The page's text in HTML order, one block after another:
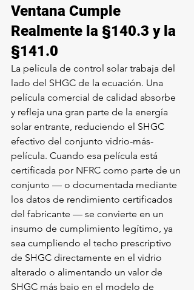
Ventana Cumple
Realmente la §140.3 y la
§141.0
La película de control solar trabaja del
lado del SHGC de la ecuación. Una
película comercial de calidad absorbe
y refleja una gran parte de la energía
solar entrante, reduciendo el SHGC
efectivo del conjunto vidrio-más-
película. Cuando esa película está
certificada por NFRC como parte de un
conjunto — o documentada mediante
los datos de rendimiento certificados
del fabricante — se convierte en un
insumo de cumplimiento legítimo, ya
sea cumpliendo el techo prescriptivo
de SHGC directamente en el vidrio
alterado o alimentando un valor de
SHGC más bajo en el modelo de